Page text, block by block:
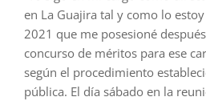
en La Guajira tal y como lo
2021 que me posesioné
concurso de méritos para ese
según el procedimiento
pública. El día sábado en la